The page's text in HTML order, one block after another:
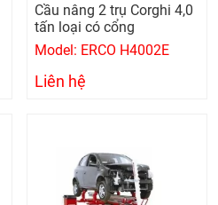
Cầu nâng 2 trụ Corghi 4,0
tấn loại có cổng
Model: ERCO H4002E
Liên hệ